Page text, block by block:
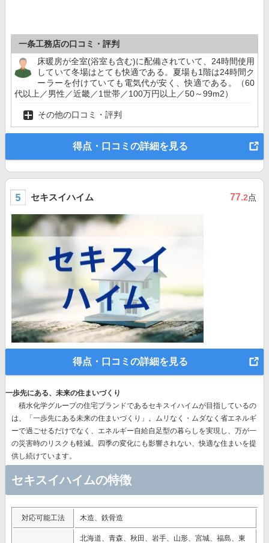
一条工務店の口コミ・評判
床暖房が全室(浴室も含む)に配備されていて、24時間使用
していて冬場はとても快適である。夏場も1階は24時間ク
ーラーを付けていても電気代が安く、快適である。（60
代以上／男性／近畿／1世帯／100万円以上／50～99m2）
その他の口コミ・評判
得点・口コミの詳細を見る
セキスイハイム 77.2点
得点・口コミの詳細を見る
一歩先にある、未来の住まいづくり
積水化学グループの住宅ブランドであるセキスイハイムが目指しているの
は、
「一歩先にある未来の住まいづくり」。 ムリなく・ムダなく省エネルギ
ーで過ごせるだけでなく、エネルギー自給自足型の暮らしを実現し、万が一
の災害時のリスクも軽減。四季の変化にも影響されない、快適な住まいを提
供し続けています。
セキスイハイムの特徴
対応可能工法 木造、鉄骨造
北海道、青森、秋田、岩手、山形、宮城、福島、東